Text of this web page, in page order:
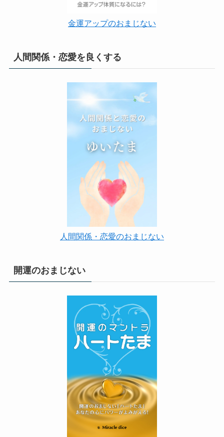
金運アップのおまじない
人間関係・恋愛を良くする
人間関係・恋愛のおまじない
開運のおまじない